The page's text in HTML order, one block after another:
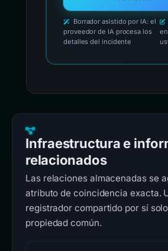
revisión
Borrador asistido por IA: el
proveedor de IA procesa los
Infraestructura e
relacionados
Las relaciones almacenadas se
atributo de coincidencia exacta.
registrador compartido por sí solo